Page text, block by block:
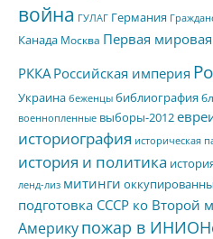
война ГУЛАГ Германия
Канада Москва Первая
РККА Российская империя
Украина беженцы библиография
военнопленные выборы-2012
историография историческая
история и политика
ленд-лиз митинги
подготовка СССР ко Второй
Америкупожар в